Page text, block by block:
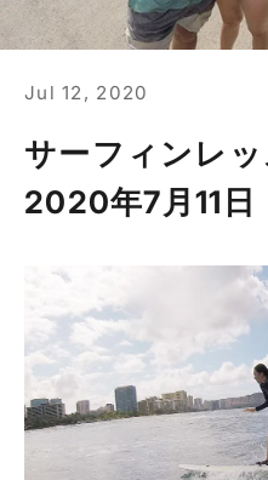
Jul 12, 2020
サーフィンレ
2020年7月11日